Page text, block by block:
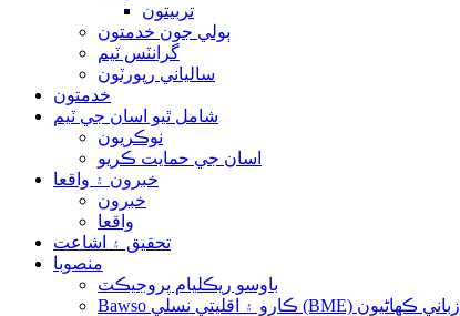
تربيتون
ٻولي جون خدمتون
گرانٽس ٽيم
سالياني رپورٽون
خدمتون
شامل ٿيو اسان جي ٽيم
نوڪريون
اسان جي حمايت ڪريو
خبرون ۽ واقعا
خبرون
واقعا
تحقيق ۽ اشاعت
منصوبا
باوسو ريڪليام پروجيڪٽ
Bawso ڪارو ۽ اقليتي نسلي (BME) زباني ڪهاڻيون